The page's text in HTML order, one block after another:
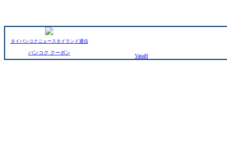
タイバンコクニュースタイランド通信
バンコク クーポン
VanaH